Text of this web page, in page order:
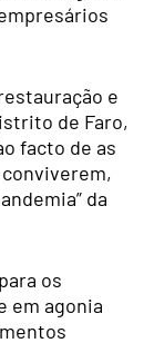
e
de Faro,
facto de as
da
os
em agonia